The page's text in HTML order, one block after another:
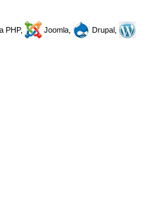
PHP, Joomla,
Drupal,